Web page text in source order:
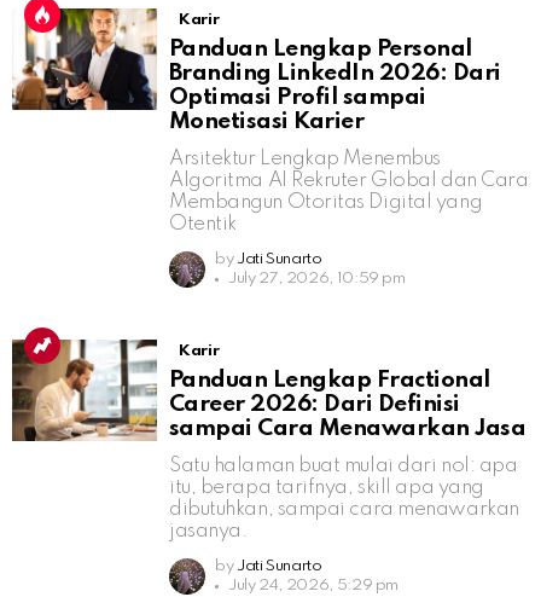
Karir
Panduan Lengkap Personal
Branding LinkedIn 2026: Dari
Optimasi Profil sampai
Monetisasi Karier
Arsitektur Lengkap Menembus
Algoritma AI Rekruter Global dan Cara
Membangun Otoritas Digital yang
Otentik
by Jati Sunarto
July 27, 2026, 10:59 pm
Karir
Panduan Lengkap Fractional
Career 2026: Dari Definisi
sampai Cara Menawarkan Jasa
Satu halaman buat mulai dari nol: apa
itu, berapa tarifnya, skill apa yang
dibutuhkan, sampai cara menawarkan
jasanya.
by Jati Sunarto
July 24, 2026, 5:29 pm